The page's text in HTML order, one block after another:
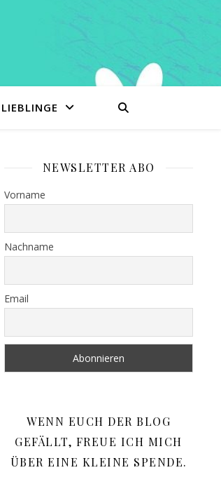
LIEBLINGE
NEWSLETTER ABO
Vorname
Nachname
Email
WENN EUCH DER BLOG
GEFÄLLT, FREUE ICH MICH
ÜBER EINE KLEINE SPENDE.